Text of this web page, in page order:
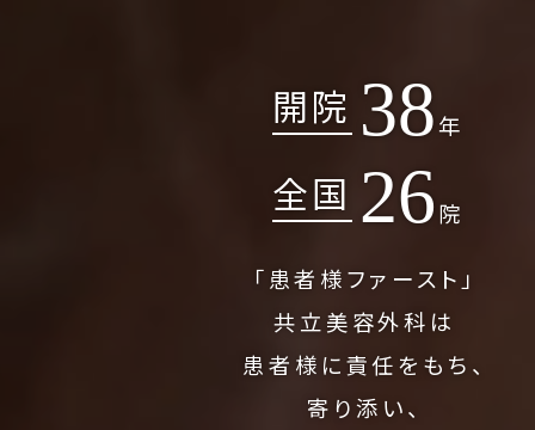
開院 38年
全国 26院
「患者様ファースト」
共立美容外科は
患者様に責任をもち、
寄り添い、